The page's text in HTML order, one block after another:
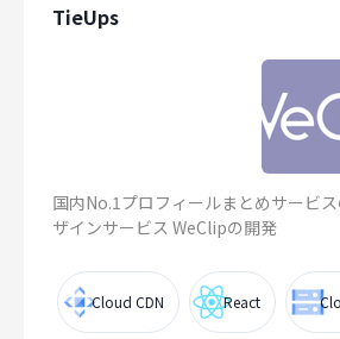
TieUps
国内No.1プロフィールまとめサービ
ザインサービス WeClipの開発
Cloud CDN React